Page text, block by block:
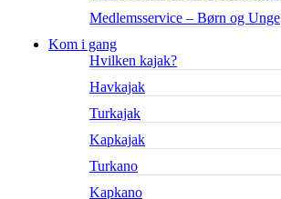
Medlemsservice – Børn og Unge
Kom i gang
Hvilken kajak?
Havkajak
Turkajak
Kapkajak
Turkano
Kapkano